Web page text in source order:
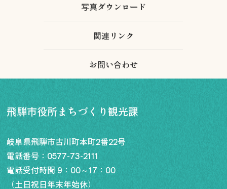
写真ダウンロード
関連リンク
お問い合わせ
飛騨市役所まちづくり観光課
岐阜県飛騨市古川町本町2番22号
電話番号： 0577-73-2111
電話受付時間 9：00～17：00
（土日祝日年末年始休）